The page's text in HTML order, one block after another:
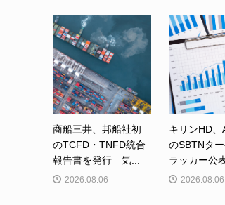
商船三井、邦船社初
のTCFD・TNFD統合
報告書を発行 気...
2026.08.06
キリンHD、
のSBTNタ
ラッカー公
2026.08.06